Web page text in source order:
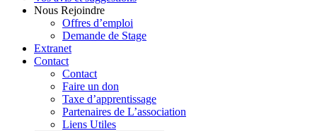
Nous Rejoindre
Offres d’emploi
Demande de Stage
Extranet
Contact
Contact
Faire un don
Taxe d’apprentissage
Partenaires de L’association
Liens Utiles